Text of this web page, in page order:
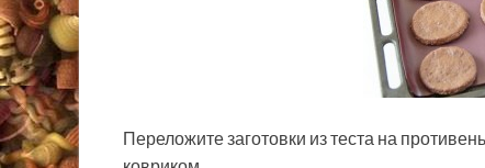
Переложите заготовки из теста на